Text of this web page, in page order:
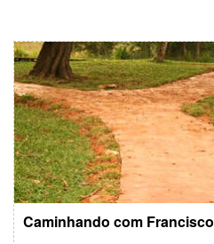
Caminhando com Francisco